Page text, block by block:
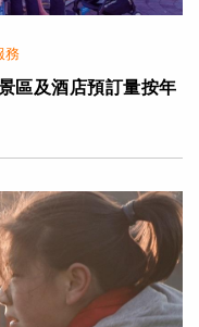
務
區及酒店預訂量按年